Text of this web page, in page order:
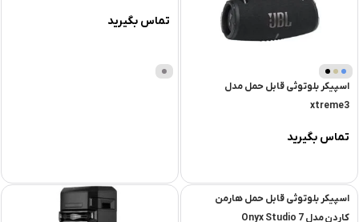
اسپیکر بلوتوثی قابل حمل مدل
xtreme3
تماس بگیرید
تماس بگیرید
اسپیکر بلوتوثی قابل حمل هارمن
کاردن مدل Onyx Studio 7